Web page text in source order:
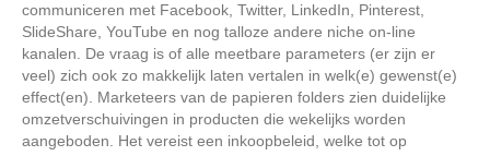
communiceren met Facebook, Twitter, LinkedIn, Pinterest,
SlideShare, YouTube en nog talloze andere niche on-line
kanalen. De vraag is of alle meetbare parameters (er zijn er
veel) zich ook zo makkelijk laten vertalen in welk(e) gewenst(e)
effect(en). Marketeers van de papieren folders zien duidelijke
omzetverschuivingen in producten die wekelijks worden
aangeboden. Het vereist een inkoopbeleid, welke tot op